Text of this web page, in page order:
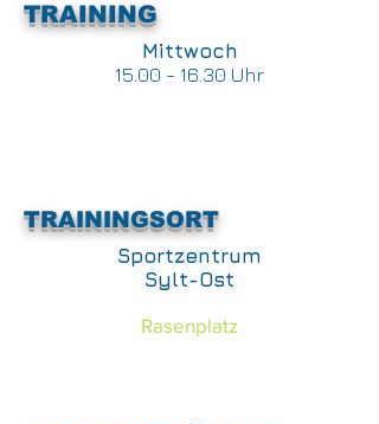
TRAINING
Mittwoch
15.00 - 16.30 Uhr
TRAININGSORT
Sportzentrum
Sylt-Ost
Rasenplatz